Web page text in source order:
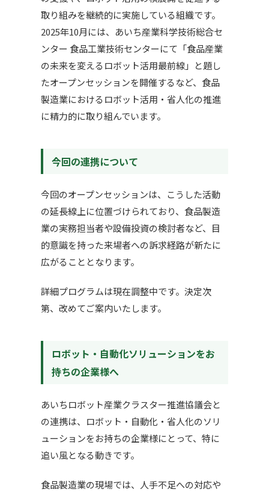
取り組みを継続的に実施している組織です。
2025年10月には、あいち産業科学技術総合セ
ンター 食品工業技術センターにて「食品産業
の未来を変えるロボット活用最前線」と題し
たオープンセッションを開催するなど、食品
製造業におけるロボット活用・省人化の推進
に精力的に取り組んでいます。
今回の連携について
今回のオープンセッションは、こうした活動
の延長線上に位置づけられており、食品製造
業の実務担当者や設備投資の検討者など、目
的意識を持った来場者への訴求経路が新たに
広がることとなります。
詳細プログラムは現在調整中です。決定次
第、改めてご案内いたします。
ロボット・自動化ソリューションをお
持ちの企業様へ
あいちロボット産業クラスター推進協議会と
の連携は、ロボット・自動化・省人化のソリ
ューションをお持ちの企業様にとって、特に
追い風となる動きです。
食品製造業の現場では、人手不足への対応や